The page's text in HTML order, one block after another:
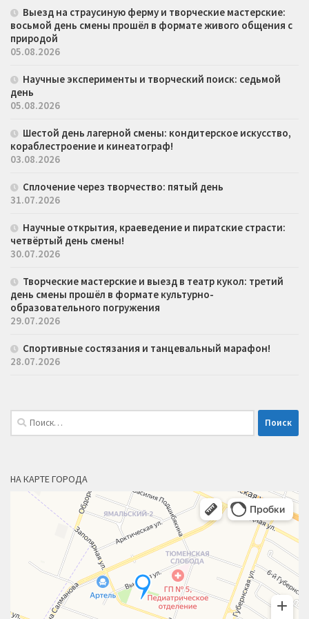
Выезд на страусиную ферму и творческие мастерские:
восьмой день смены прошёл в формате живого общения с
природой
05.08.2026
Научные эксперименты и творческий поиск: седьмой
день
05.08.2026
Шестой день лагерной смены: кондитерское искусство,
кораблестроение и кинеатограф!
03.08.2026
Сплочение через творчество: пятый день
31.07.2026
Научные открытия, краеведение и пиратские страсти:
четвёртый день смены!
30.07.2026
Творческие мастерские и выезд в театр кукол: третий
день смены прошёл в формате культурно-
образовательного погружения
29.07.2026
Спортивные состязания и танцевальный марафон!
28.07.2026
Найти:
НА КАРТЕ ГОРОДА